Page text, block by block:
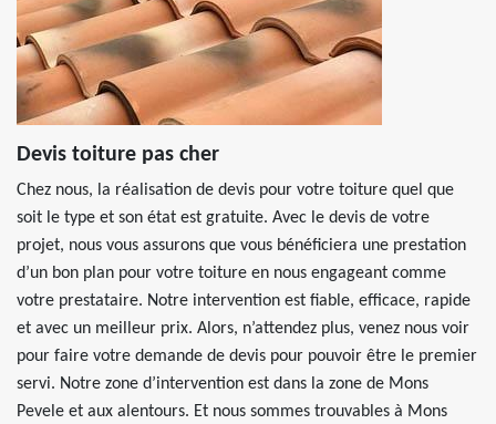
Devis toiture pas cher
Chez nous, la réalisation de devis pour votre toiture quel que
soit le type et son état est gratuite. Avec le devis de votre
projet, nous vous assurons que vous bénéficiera une prestation
d’un bon plan pour votre toiture en nous engageant comme
votre prestataire. Notre intervention est fiable, efficace, rapide
et avec un meilleur prix. Alors, n’attendez plus, venez nous voir
pour faire votre demande de devis pour pouvoir être le premier
servi. Notre zone d’intervention est dans la zone de Mons
Pevele et aux alentours. Et nous sommes trouvables à Mons